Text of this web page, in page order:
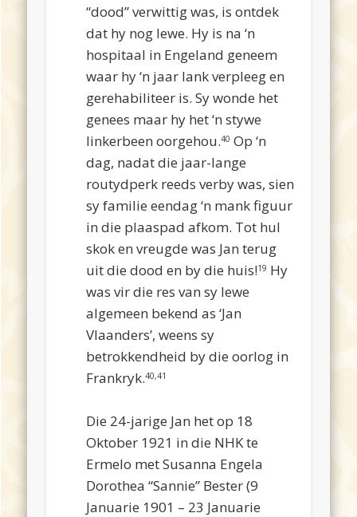
“dood” verwittig was, is ontdek
dat hy nog lewe. Hy is na ‘n
hospitaal in Engeland geneem
waar hy ‘n jaar lank verpleeg en
gerehabiliteer is. Sy wonde het
genees maar hy het ‘n stywe
linkerbeen oorgehou.40 Op ‘n
dag, nadat die jaar-lange
routydperk reeds verby was, sien
sy familie eendag ‘n mank figuur
in die plaaspad afkom. Tot hul
skok en vreugde was Jan terug
uit die dood en by die huis!19 Hy
was vir die res van sy lewe
algemeen bekend as ‘Jan
Vlaanders’, weens sy
betrokkendheid by die oorlog in
Frankryk.40,41
Die 24-jarige Jan het op 18
Oktober 1921 in die NHK te
Ermelo met Susanna Engela
Dorothea “Sannie” Bester (9
Januarie 1901 – 23 Januarie